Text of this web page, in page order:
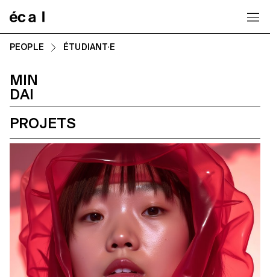
PEOPLE ÉTUDIANT·E
MIN
DAI
PROJETS